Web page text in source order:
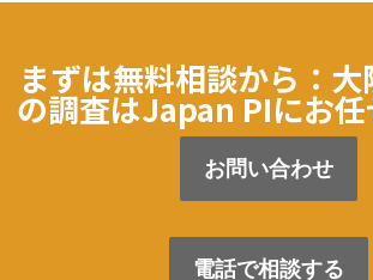
まずは無料相談から：
の調査はJapan PIにお
お問い合わせ
電話で相談する